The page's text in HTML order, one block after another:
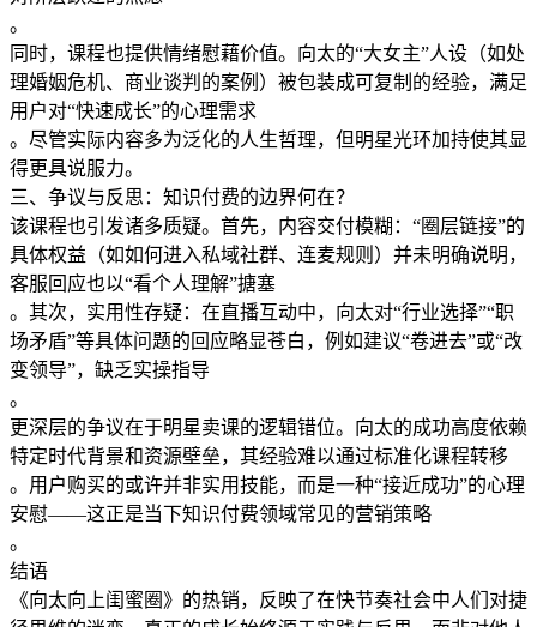
。
同时，课程也提供​​情绪慰藉价值​​。向太的“大女主”人设（如处
理婚姻危机、商业谈判的案例）被包装成可复制的经验，满足
用户对“快速成长”的心理需求
。尽管实际内容多为泛化的人生哲理，但明星光环加持使其显
得更具说服力。
三、争议与反思：知识付费的边界何在？
该课程也引发诸多质疑。首先，​​内容交付模糊​​：“圈层链接”的
具体权益（如如何进入私域社群、连麦规则）并未明确说明，
客服回应也以“看个人理解”搪塞
。其次，​​实用性存疑​​：在直播互动中，向太对“行业选择”“职
场矛盾”等具体问题的回应略显苍白，例如建议“卷进去”或“改
变领导”，缺乏实操指导
。
更深层的争议在于​​明星卖课的逻辑错位​​。向太的成功高度依赖
特定时代背景和资源壁垒，其经验难以通过标准化课程转移
。用户购买的或许并非实用技能，而是一种“接近成功”的心理
安慰——这正是当下知识付费领域常见的营销策略
。
结语
《向太向上闺蜜圈》的热销，反映了在快节奏社会中人们对捷